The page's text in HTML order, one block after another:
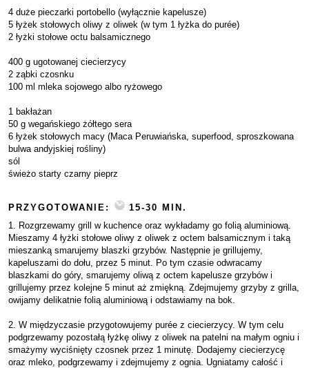
4 duże pieczarki portobello (wyłącznie kapelusze)
5 łyżek stołowych oliwy z oliwek (w tym 1 łyżka do purée)
2 łyżki stołowe octu balsamicznego
400 g ugotowanej ciecierzycy
2 ząbki czosnku
100 ml mleka sojowego albo ryżowego
1 bakłażan
50 g wegańskiego żółtego sera
6 łyżek stołowych macy (Maca Peruwiańska, superfood, sproszkowana
bulwa andyjskiej rośliny)
sól
świeżo starty czarny pieprz
PRZYGOTOWANIE:
15-30 MIN.
1. Rozgrzewamy grill w kuchence oraz wykładamy go folią aluminiową.
Mieszamy 4 łyżki stołowe oliwy z oliwek z octem balsamicznym i taką
mieszanką smarujemy blaszki grzybów. Następnie je grillujemy,
kapeluszami do dołu, przez 5 minut. Po tym czasie odwracamy
blaszkami do góry, smarujemy oliwą z octem kapelusze grzybów i
grillujemy przez kolejne 5 minut aż zmiękną. Zdejmujemy grzyby z grilla,
owijamy delikatnie folią aluminiową i odstawiamy na bok.
2. W międzyczasie przygotowujemy purée z ciecierzycy. W tym celu
podgrzewamy pozostałą łyżkę oliwy z oliwek na patelni na małym ogniu i
smażymy wyciśnięty czosnek przez 1 minutę. Dodajemy ciecierzycę
oraz mleko, podgrzewamy i zdejmujemy z ognia. Ugniatamy całość i